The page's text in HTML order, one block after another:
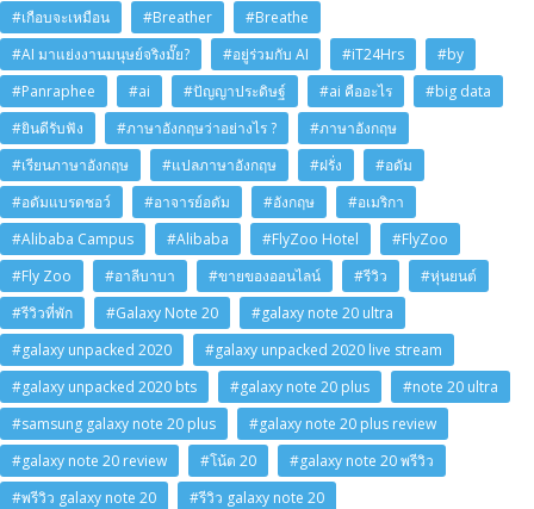
#เกือบจะเหมือน #Breather
#Breathe
#AI มาแย่งงานมนุษย์จริงมั๊ย?
#อยู่ร่วมกับ AI #iT24Hrs
#by
#Panraphee
#ai #ปัญญาประดิษฐ์ #ai คืออะไร
#big data
#ยินดีรับฟัง
#ภาษาอังกฤษว่าอย่างไร ?
#ภาษาอังกฤษ
#เรียนภาษาอังกฤษ
#แปลภาษาอังกฤษ #ฝรั่ง
#อดัม
#อดัมแบรดชอว์
#อาจารย์อดัม #อังกฤษ
#อเมริกา
#Alibaba Campus
#Alibaba #FlyZoo Hotel
#FlyZoo
#Fly Zoo
#อาลีบาบา #ขายของออนไลน์ #รีวิว
#หุ่นยนต์
#รีวิวที่พัก
#Galaxy Note 20
#galaxy note 20 ultra
#galaxy unpacked 2020
#galaxy unpacked 2020 live stream
#galaxy unpacked 2020 bts
#galaxy note 20 plus
#note 20 ultra
#samsung galaxy note 20 plus
#galaxy note 20 plus review
#galaxy note 20 review
#โน้ต 20
#galaxy note 20 พรีวิว
#พรีวิว galaxy note 20
#รีวิว galaxy note 20